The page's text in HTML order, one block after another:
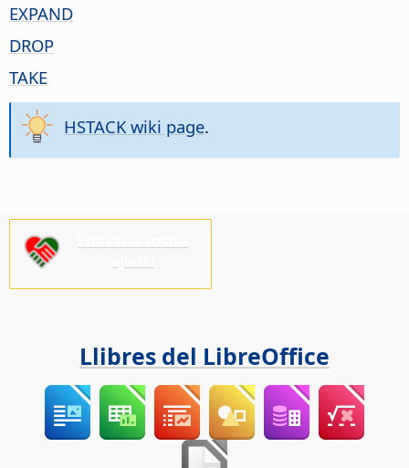
EXPAND
DROP
TAKE
HSTACK wiki page.
Llibres del LibreOffice